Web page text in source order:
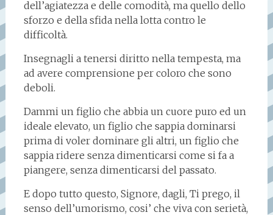
dell’agiatezza e delle comodità, ma quello dello
sforzo e della sfida nella lotta contro le
difficoltà.
Insegnagli a tenersi diritto nella tempesta, ma
ad avere comprensione per coloro che sono
deboli.
Dammi un figlio che abbia un cuore puro ed un
ideale elevato, un figlio che sappia dominarsi
prima di voler dominare gli altri, un figlio che
sappia ridere senza dimenticarsi come si fa a
piangere, senza dimenticarsi del passato.
E dopo tutto questo, Signore, dagli, Ti prego, il
senso dell’umorismo, cosi’ che viva con serietà,